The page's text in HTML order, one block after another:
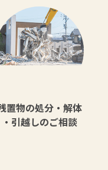
置物の処分・解体
・引越しのご相談